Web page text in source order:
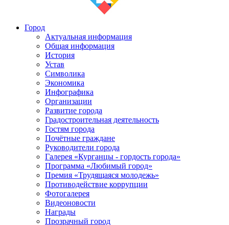
Город
Актуальная информация
Общая информация
История
Устав
Символика
Экономика
Инфографика
Организации
Развитие города
Градостроительная деятельность
Гостям города
Почётные граждане
Руководители города
Галерея «Курганцы - гордость города»
Программа «Любимый город»
Премия «Трудящаяся молодежь»
Противодействие коррупции
Фотогалерея
Видеоновости
Награды
Прозрачный город